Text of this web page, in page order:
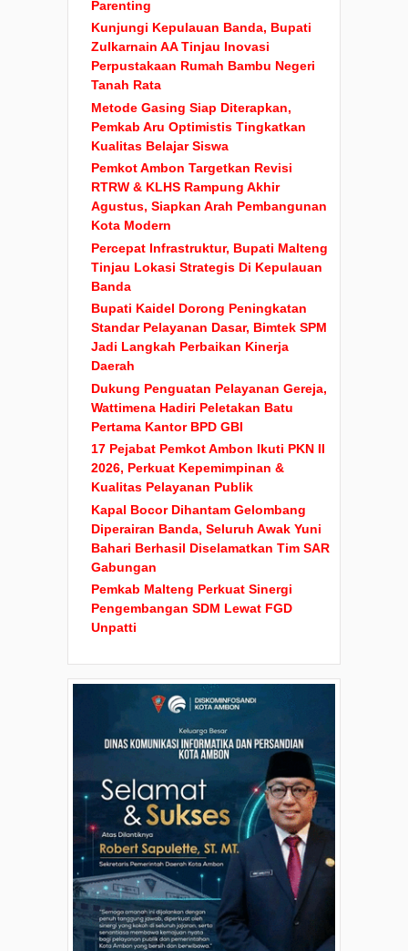
Parenting
Kunjungi Kepulauan Banda, Bupati
Zulkarnain AA Tinjau Inovasi
Perpustakaan Rumah Bambu Negeri
Tanah Rata
Metode Gasing Siap Diterapkan,
Pemkab Aru Optimistis Tingkatkan
Kualitas Belajar Siswa
Pemkot Ambon Targetkan Revisi
RTRW & KLHS Rampung Akhir
Agustus, Siapkan Arah Pembangunan
Kota Modern
Percepat Infrastruktur, Bupati Malteng
Tinjau Lokasi Strategis Di Kepulauan
Banda
Bupati Kaidel Dorong Peningkatan
Standar Pelayanan Dasar, Bimtek SPM
Jadi Langkah Perbaikan Kinerja
Daerah
Dukung Penguatan Pelayanan Gereja,
Wattimena Hadiri Peletakan Batu
Pertama Kantor BPD GBI
17 Pejabat Pemkot Ambon Ikuti PKN II
2026, Perkuat Kepemimpinan &
Kualitas Pelayanan Publik
Kapal Bocor Dihantam Gelombang
Diperairan Banda, Seluruh Awak Yuni
Bahari Berhasil Diselamatkan Tim SAR
Gabungan
Pemkab Malteng Perkuat Sinergi
Pengembangan SDM Lewat FGD
Unpatti